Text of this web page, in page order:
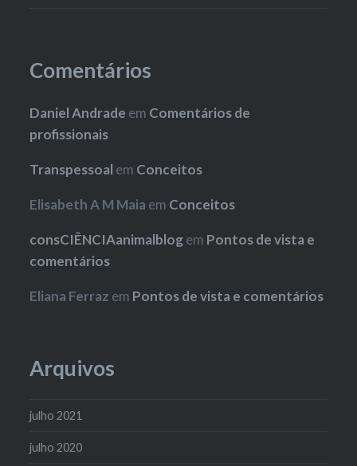
Comentários
Daniel Andrade em Comentários de
profissionais
Transpessoal em Conceitos
Elisabeth A M Maia em Conceitos
consCIÊNCIAanimalblogem Pontos de vista e
comentários
Eliana Ferraz em Pontos de vista e comentários
Arquivos
julho 2021
julho 2020